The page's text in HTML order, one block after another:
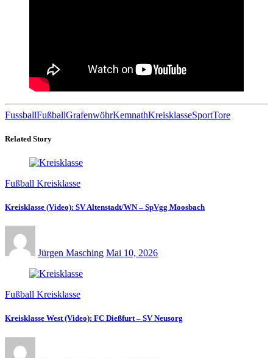
FussballFußballGrafenwöhrKemnathKreisklasseSportTore
Related Story
Fußball Kreisklasse
Kreisklasse (Video): SV Altenstadt/WN – SpVgg Moosbach
Jürgen Masching Mai 10, 2026
Fußball Kreisklasse
Kreisklasse West (Video): FC Dießfurt – SV Neusorg